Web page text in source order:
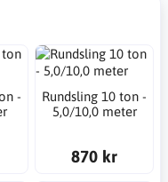
-
Rundsling 10 ton -
5,0/10,0 meter
870 kr